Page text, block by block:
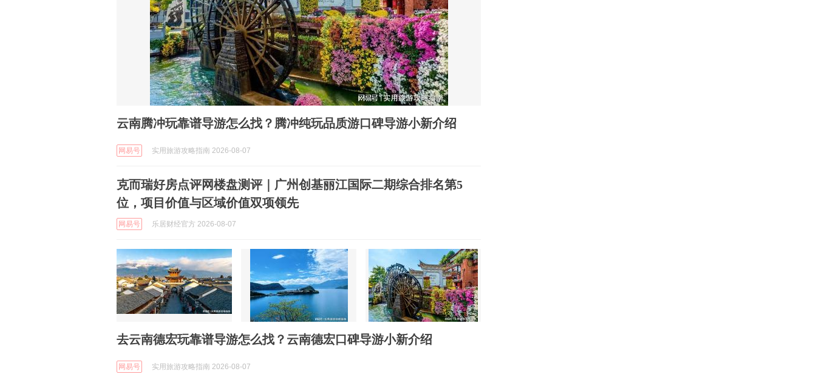
云南腾冲玩靠谱导游怎么找？腾冲纯玩品质游口碑导游小新介绍
网易号 实用旅游攻略指南 2026-08-07
克而瑞好房点评网楼盘测评｜广州创基丽江国际二期综合排名第5
位，项目价值与区域价值双项领先
网易号 乐居财经官方 2026-08-07
去云南德宏玩靠谱导游怎么找？云南德宏口碑导游小新介绍
网易号 实用旅游攻略指南 2026-08-07